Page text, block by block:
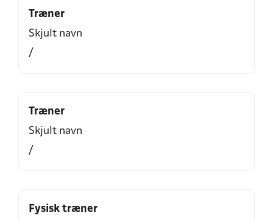
Træner
Skjult navn
/
Træner
Skjult navn
/
Fysisk træner